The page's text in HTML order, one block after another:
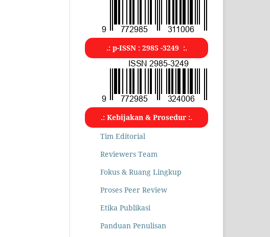
.: p-ISSN : 2985 -3249 :.
.: Kebijakan & Prosedur :.
Tim Editorial
Reviewers Team
Fokus & Ruang Lingkup
Proses Peer Review
Etika Publikasi
Panduan Penulisan